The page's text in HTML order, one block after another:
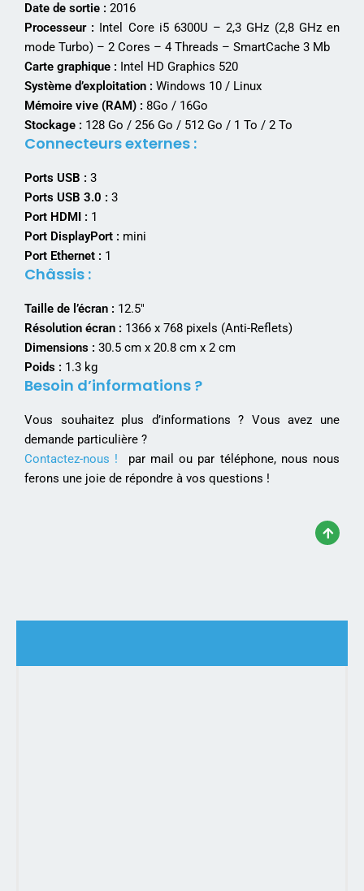
Date de sortie : 2016
Processeur : Intel Core i5 6300U – 2,3 GHz (2,8 GHz en
mode Turbo) – 2 Cores – 4 Threads – SmartCache 3 Mb
Carte graphique : Intel HD Graphics 520
Système d’exploitation : Windows 10 / Linux
Mémoire vive (RAM) : 8Go / 16Go
Stockage : 128 Go / 256 Go / 512 Go / 1 To / 2 To
Connecteurs externes :
Ports USB : 3
Ports USB 3.0 : 3
Port HDMI : 1
Port DisplayPort : mini
Port Ethernet : 1
Châssis :
Taille de l’écran : 12.5″
Résolution écran : 1366 x 768 pixels (Anti-Reflets)
Dimensions : 30.5 cm x 20.8 cm x 2 cm
Poids : 1.3 kg
Besoin d’informations ?
Vous souhaitez plus d’informations ? Vous avez une
demande particulière ?
Contactez-nous !
par mail ou par téléphone, nous nous
ferons une joie de répondre à vos questions !